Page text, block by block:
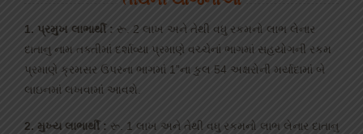
1. પ્રમુખ લાભાર્થી : રૂ. 2 લાખ અને તેથી વધુ રકમનો લાભ લેનાર
દાતાનુ નામ તક્તીમાં દર્શાવ્યા પ્રમાણે વચ્ચેનાં ભાગમાં સહયોગની રકમ
પ્રમાણે ક્રમસર ઉપરના ભાગમાં 1”ના કુલ 54 અક્ષરોની મર્યાદામાં બે
લાઇનમાં લખવામાં આવશે.
2. મુખ્ય લાભાર્થી : રૂ. 1 લાખ અને તેથી વધુ રકમનો લાભ લેનાર દાતાનુ